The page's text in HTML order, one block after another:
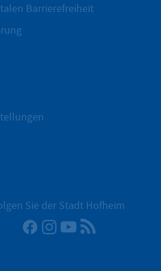
Barrierefreiheit
Sie der Stadt Hofheim
Facebook
Instagram
YouTube